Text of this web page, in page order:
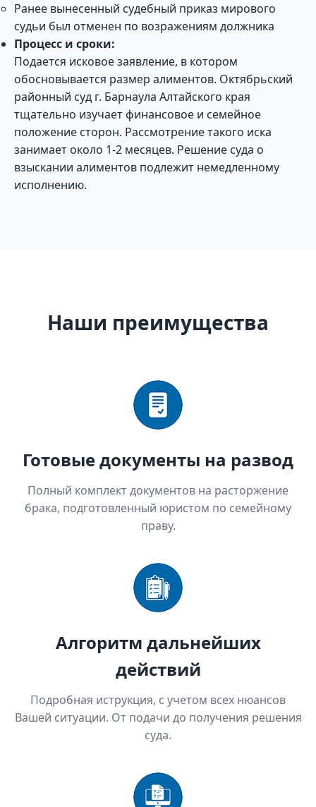
Ранее вынесенный судебный приказ мирового
судьи был отменен по возражениям должника
Процесс и сроки:
Подается исковое заявление, в котором
обосновывается размер алиментов. Октябрьский
районный суд г. Барнаула Алтайского края
тщательно изучает финансовое и семейное
положение сторон. Рассмотрение такого иска
занимает около 1-2 месяцев. Решение суда о
взыскании алиментов подлежит немедленному
исполнению.
Наши преимущества
Готовые документы на развод
Полный комплект документов на расторжение
брака, подготовленный юристом по семейному
праву.
Алгоритм дальнейших
действий
Подробная иструкция, с учетом всех нюансов
Вашей ситуации. От подачи до получения решения
суда.